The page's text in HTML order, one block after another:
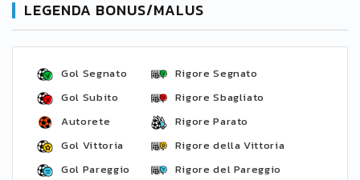
LEGENDA BONUS/MALUS
Gol Segnato
Gol Subito
Autorete
Gol Vittoria
Gol Pareggio
Rigore Segnato
Rigore Sbagliato
Rigore Parato
Rigore della Vittoria
Rigore del Pareggio